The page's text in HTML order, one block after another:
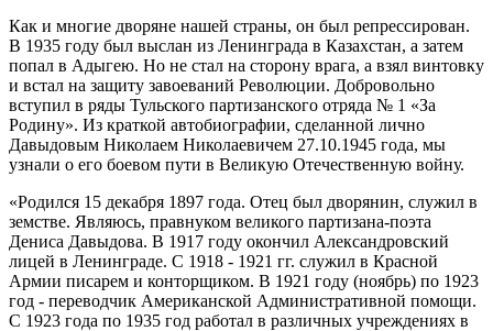
Как и многие дворяне нашей страны, он был репрессирован.
В 1935 году был выслан из Ленинграда в Казахстан, а затем
попал в Адыгею. Но не стал на сторону врага, а взял винтовку
и встал на защиту завоеваний Революции. Добровольно
вступил в ряды Тульского партизанского отряда № 1 «За
Родину». Из краткой автобиографии, сделанной лично
Давыдовым Николаем Николаевичем 27.10.1945 года, мы
узнали о его боевом пути в Великую Отечественную войну.
«Родился 15 декабря 1897 года. Отец был дворянин, служил в
земстве. Являюсь, правнуком великого партизана-поэта
Дениса Давыдова. В 1917 году окончил Александровский
лицей в Ленинграде. С 1918 - 1921 гг. служил в Красной
Армии писарем и конторщиком. В 1921 году (ноябрь) по 1923
год - переводчик Американской Административной помощи.
С 1923 года по 1935 год работал в различных учреждениях в